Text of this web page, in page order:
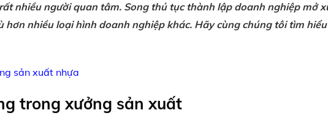
nhiều người quan tâm. Song thủ tục thành lập doanh nghiệp mở
hơn nhiều loại hình doanh nghiệp khác. Hãy cùng chúng tôi tìm
sản xuất nhựa
trong xưởng sản xuất